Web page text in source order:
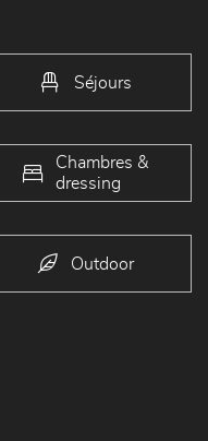
Séjours
Chambres &
dressing
Outdoor